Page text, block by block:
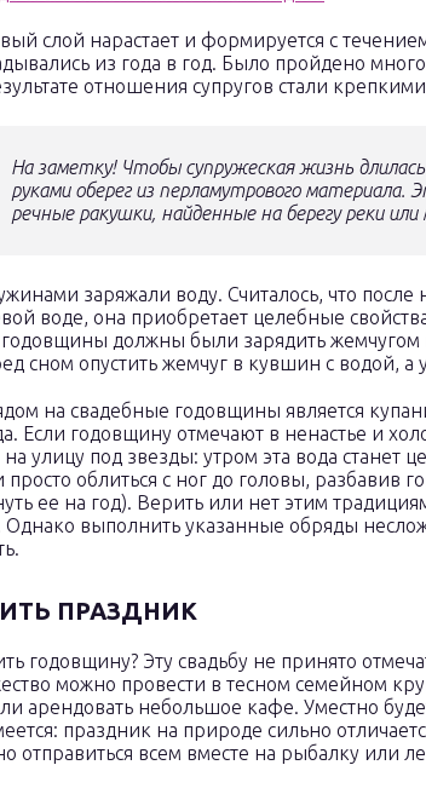
слой нарастает и формируется с
из года в год. Было пройдено
отношения супругов стали
На заметку! Чтобы супружеская жизнь
руками оберег из перламутрового
речные ракушки, найденные на берегу реки или
заряжали воду. Считалось, что после
воде, она приобретает целебные
должны были зарядить жемчугом
сном опустить жемчуг в кувшин с водой, а
на свадебные годовщины является
Если годовщину отмечают в ненастье и
улицу под звезды: утром эта вода станет
просто облиться с ног до головы, разбавив
ее на год). Верить или нет этим
Однако выполнить указанные обряды
ПРАЗДНИК
годовщину? Эту свадьбу не принято
можно провести в тесном семейном
арендовать небольшое кафе. Уместно
праздник на природе сильно
отправиться всем вместе на рыбалку или